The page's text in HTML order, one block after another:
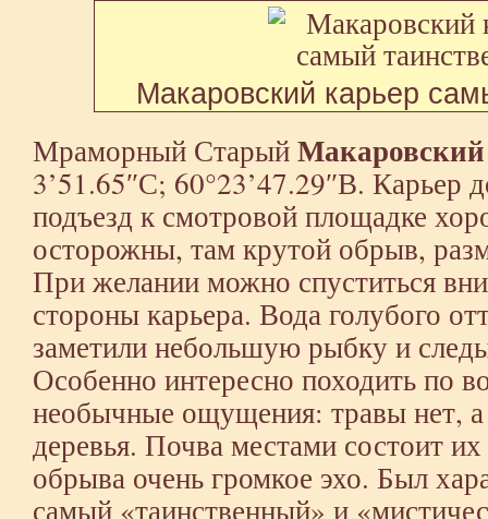
Макаровский карьер
Мраморный Старый
3’51.65″С; 60°23’47.29″В. Карьер
подъезд к смотровой площадке
осторожны, там крутой обрыв,
При желании можно спуститься
стороны карьера. Вода голубого
заметили небольшую рыбку и
Особенно интересно походить по
необычные ощущения: травы нет,
деревья. Почва местами состоит
обрыва очень громкое эхо. Был
самый «таинственный» и